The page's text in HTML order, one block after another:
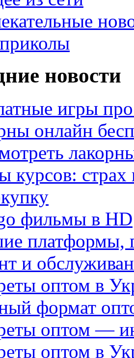
новости
игры
онлайн
курсов:
фильмы в HD
платформы,
и
оптом в
формат
оптом —
оптом в